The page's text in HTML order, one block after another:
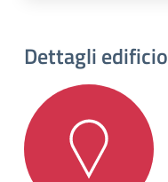
Dettagli edificio